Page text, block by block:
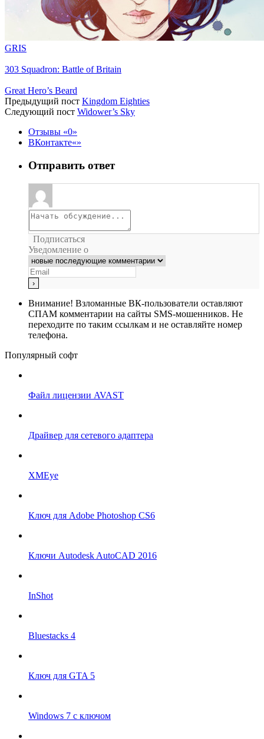
GRIS
303 Squadron: Battle of Britain
Great Hero’s Beard
Предыдущий пост Kingdom Eighties
Следующий пост Widower’s Sky
Отзывы
0
ВКонтакте
Отправить ответ
Подписаться
Уведомление о
Внимание! Взломанные ВК-пользователи оставляют
СПАМ комментарии на сайты SMS-мошенников. Не
переходите по таким ссылкам и не оставляйте номер
телефона.
Популярный софт
Файл лицензии AVAST
Драйвер для сетевого адаптера
XMEye
Ключ для Adobe Photoshop CS6
Ключи Autodesk AutoCAD 2016
InShot
Bluestacks 4
Ключ для GTA 5
Windows 7 с ключом